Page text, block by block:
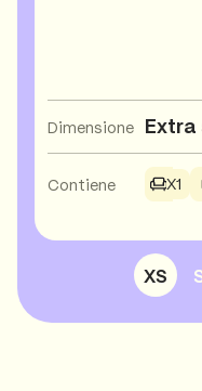
Dimensione Extra
Contiene X1
Seleziona la XS